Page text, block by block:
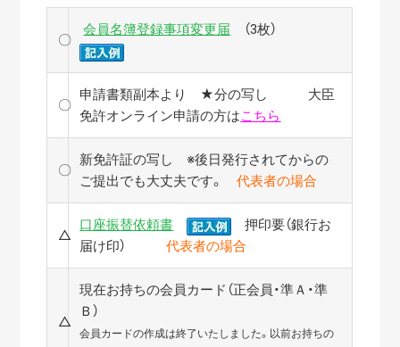
〇
会員名簿登録事項変更届 （3枚）
〇
申請書類副本より ★分の写し 大臣
免許オンライン申請の方はこちら
〇
新免許証の写し ※後日発行されてからの
ご提出でも大丈夫です。代表者の場合
△
口座振替依頼書
押印要（銀行お
届け印）代表者の場合
△
現在お持ちの会員カード（正会員・準Ａ・準
Ｂ）
会員カードの作成は終了いたしました。以前お持ちの